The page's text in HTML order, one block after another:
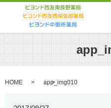
HOME app_img010